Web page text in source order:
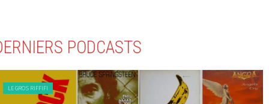
PODCASTS
LE GROS RIFFIFI